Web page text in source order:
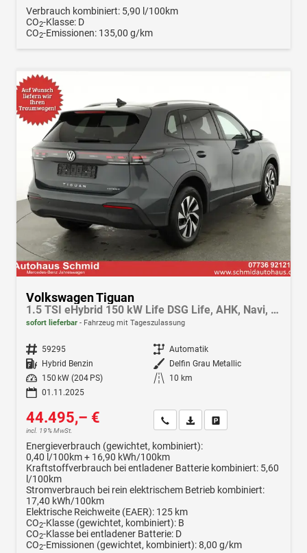
Verbrauch kombiniert: 5,90 l/100km
CO2-Klasse: D
CO2-Emissionen: 135,00 g/km
Volkswagen Tiguan
1.5 TSI eHybrid 150 kW Life DSG Life, AHK, Navi, Side, easyOpen, Winter
sofort lieferbar Fahrzeug mit Tageszulassung
Fahrzeugnr. 59295 Getriebe Automatik
Kraftstoff Hybrid Benzin Außenfarbe Delfin Grau Metallic
Leistung
150 kW (204 PS) Kilometerstand
10 km
01.11.2025
44.495,– €
incl. 19% MwSt.
Wir rufen Sie anFahrzeugexposé (PDF)
Energieverbrauch (gewichtet, kombiniert):
0,40 l/100km + 16,90 kWh/100km
Kraftstoffverbrauch bei entladener Batterie kombiniert: 5,60
l/100km
Stromverbrauch bei rein elektrischem Betrieb kombiniert:
17,40 kWh/100km
Elektrische Reichweite (EAER): 125 km
CO2-Klasse (gewichtet, kombiniert): B
CO2-Klasse bei entladener Batterie: D
CO2-Emissionen (gewichtet, kombiniert):8,00 g/km